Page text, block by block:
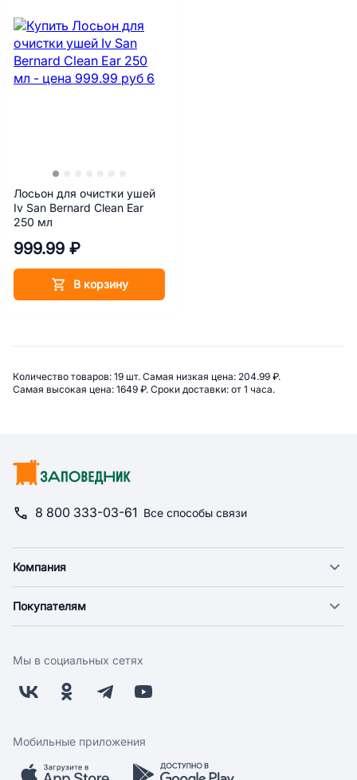
Лосьон для очистки ушей
Iv San Bernard Clean Ear
250 мл
999.99 ₽
В корзину
Сводная информация по
Количество товаров: 19 шт. Самая низкая цена: 204.99 ₽.
Самая высокая цена: 1649 ₽. Сроки доставки: от 1 часа.
8 800 333-03-61 Все способы связи
Компания
Новости
Поставщикам
Заводчикам
Обратная связь
Покупателям
Оплата
Бонусная программа
Скидки и акции
Мы в социальных сетях
Мобильные приложения